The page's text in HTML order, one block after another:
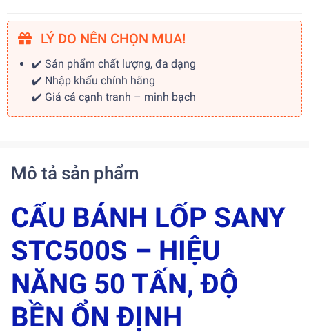
LÝ DO NÊN CHỌN MUA!
✔️ Sản phẩm chất lượng, đa dạng
✔️ Nhập khẩu chính hãng
✔️ Giá cả cạnh tranh – minh bạch
Mô tả sản phẩm
CẨU BÁNH LỐP SANY
STC500S – HIỆU
NĂNG 50 TẤN, ĐỘ
BỀN ỔN ĐỊNH